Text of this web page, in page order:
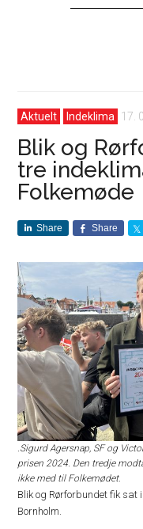
Aktuelt Indeklima 17.
Blik og
tre
Folkemøde
Share Share
.Sigurd Agersnap, SF og
prisen 2024. Den tredje
ikke med til Folkemødet.
Blik og Rørforbundet fik sat
Bornholm.